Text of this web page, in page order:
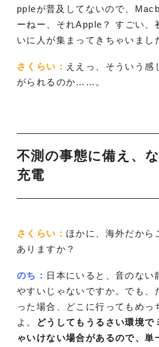
ppleが普及してないので、
ーねー、それApple？ すごい、
いに人が集まってきちゃいまし
さくらい： ええっ、そういう感
がられるのか……。
不測の事態に備え、
充電
さくらい： ほかに、海外だから
ありますか？
のち： 日本にいると、音のない
やすいじゃないですか。でも、
った場合、どこに行ってもめっ
よ。
どうしてもうるさい環境で
ゃいけない場合があるので、単